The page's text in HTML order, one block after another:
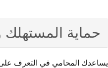
حماية المستهلك
يساعدك المحامي في التعرف على